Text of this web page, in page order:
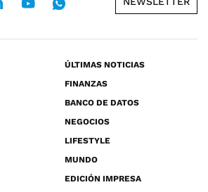
ÚLTIMAS NOTICIAS
FINANZAS
BANCO DE DATOS
NEGOCIOS
LIFESTYLE
MUNDO
EDICIÓN IMPRESA